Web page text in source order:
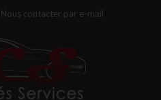
Nous contacter par e-mail